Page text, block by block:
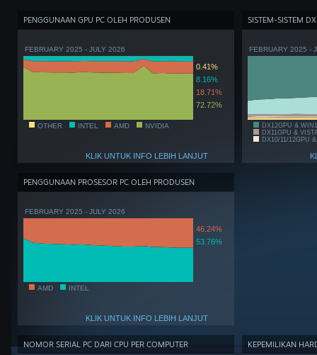
PENGGUNAAN GPU PC OLEH PRODUSEN
FEBRUARY 2025 - JULY 2026
0.41%
8.16%
18.71%
72.72%
OTHER INTEL AMD NVIDIA
KLIK UNTUK INFO LEBIH LANJUT
SISTEM-SISTEM
FEBRUARY 2025 -
DX12GPU &
DX11GPU &
DX10/11/12GPU
PENGGUNAAN PROSESOR PC OLEH PRODUSEN
FEBRUARY 2025 - JULY 2026
46.24%
53.76%
AMD INTEL
KLIK UNTUK INFO LEBIH LANJUT
NOMOR SERIAL PC DARI CPU PER COMPUTER KEPEMILIKAN